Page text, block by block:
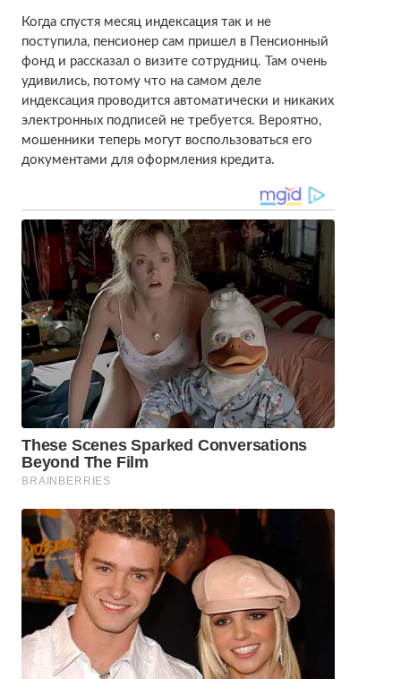
Когда спустя месяц индексация так и не
поступила, пенсионер сам пришел в Пенсионный
фонд и рассказал о визите сотрудниц. Там очень
удивились, потому что на самом деле
индексация проводится автоматически и никаких
электронных подписей не требуется. Вероятно,
мошенники теперь могут воспользоваться его
документами для оформления кредита.